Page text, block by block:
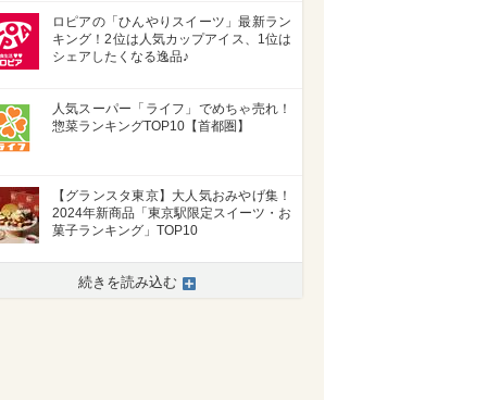
ロピアの「ひんやりスイーツ」最新ラン
キング！2位は人気カップアイス、1位は
シェアしたくなる逸品♪
人気スーパー「ライフ」でめちゃ売れ！
惣菜ランキングTOP10【首都圏】
【グランスタ東京】大人気おみやげ集！
2024年新商品「東京駅限定スイーツ・お
菓子ランキング」TOP10
続きを読み込む